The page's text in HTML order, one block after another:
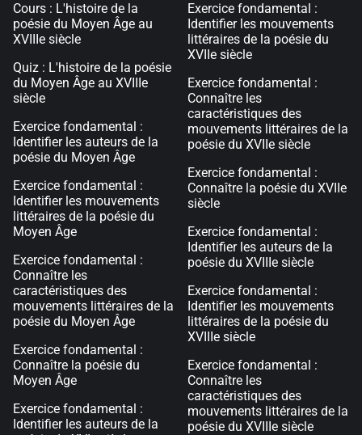
Cours : L'histoire de la
poésie du Moyen Âge au
XVIIIe siècle
Quiz : L'histoire de la poésie
du Moyen Âge au XVIIIe
siècle
Exercice fondamental :
Identifier les auteurs de la
poésie du Moyen Âge
Exercice fondamental :
Identifier les mouvements
littéraires de la poésie du
Moyen Âge
Exercice fondamental :
Connaître les
caractéristiques des
mouvements littéraires de la
poésie du Moyen Âge
Exercice fondamental :
Connaître la poésie du
Moyen Âge
Exercice fondamental :
Identifier les auteurs de la
Exercice fondamental :
Identifier les mouvements
littéraires de la poésie du
XVIIe siècle
Exercice fondamental :
Connaître les
caractéristiques des
mouvements littéraires de la
poésie du XVIIe siècle
Exercice fondamental :
Connaître la poésie du XVIIe
siècle
Exercice fondamental :
Identifier les auteurs de la
poésie du XVIIIe siècle
Exercice fondamental :
Identifier les mouvements
littéraires de la poésie du
XVIIIe siècle
Exercice fondamental :
Connaître les
caractéristiques des
mouvements littéraires de la
poésie du XVIIIe siècle